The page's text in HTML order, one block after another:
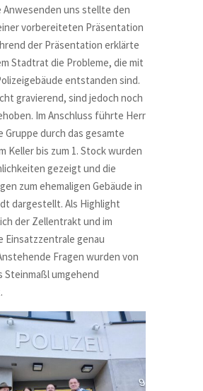
uns stellte den
vorbereiteten Präsentation
der Präsentation erklärte
Stadtrat die Probleme, die mit
entstanden sind.
gravierend, sind jedoch noch
Im Anschluss führte Herr
Gruppe durch das gesamte
Keller bis zum 1. Stock wurden
gezeigt und die
zum ehemaligen Gebäude in
dargestellt. Als Highlight
der Zellentrakt und im
Einsatzzentrale genau
Fragen wurden von
Steinmaßl umgehend